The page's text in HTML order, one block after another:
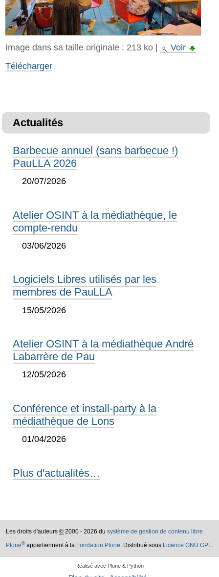
Image dans sa taille originale : 213 ko|
Voir
Télécharger
Actualités
Barbecue annuel (sans barbecue !)
PauLLA 2026
20/07/2026
Atelier OSINT à la médiathèque, le
compte-rendu
03/06/2026
Logiciels Libres utilisés par les
membres de PauLLA
15/05/2026
Atelier OSINT à la médiathèque André
Labarrère de Pau
12/05/2026
Conférence et install-party à la
médiathèque de Lons
01/04/2026
Plus d'actualités…
Les droits d'auteurs © 2000 - 2026 du système de gestion de contenu libre
Plone®appartiennent à la Fondation Plone. Distribué sous Licence GNU GPL.
Réalisé avec Plone & Python